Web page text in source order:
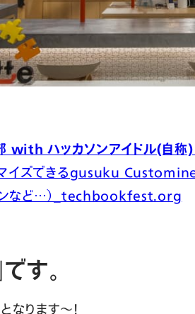
with ハッカソンアイドル(自称
ズできるgusuku Customine
ンなど…）_techbookfest.org
す。
ります〜！